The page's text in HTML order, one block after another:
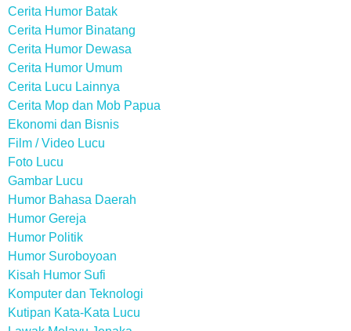
Cerita Humor Batak
Cerita Humor Binatang
Cerita Humor Dewasa
Cerita Humor Umum
Cerita Lucu Lainnya
Cerita Mop dan Mob Papua
Ekonomi dan Bisnis
Film / Video Lucu
Foto Lucu
Gambar Lucu
Humor Bahasa Daerah
Humor Gereja
Humor Politik
Humor Suroboyoan
Kisah Humor Sufi
Komputer dan Teknologi
Kutipan Kata-Kata Lucu